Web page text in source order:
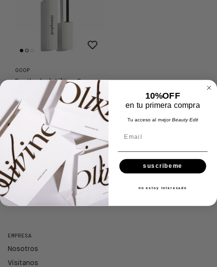
GOOP
Featherlash Lifting Serum
$ 685.00
Agotado
SUSCRÍBETE
© 2026 OLIVINE
EMPRESA
Nosotros
Vísitanos
10%OFF
en tu primera compra
Tu acceso al mejorBeauty Edit
suscribeme
no estoy interesado